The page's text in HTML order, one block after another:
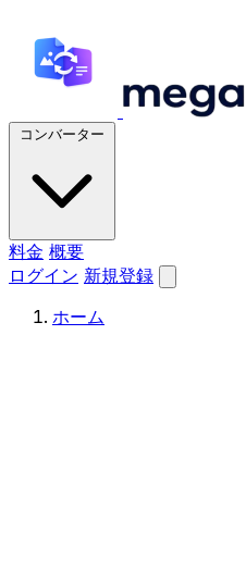
コンバーター
料金 概要
ログイン 新規登録
ホーム